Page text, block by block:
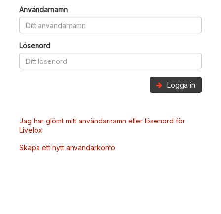
Användarnamn
Lösenord
Logga in
Jag har glömt mitt användarnamn eller lösenord för
Livelox
Skapa ett nytt användarkonto